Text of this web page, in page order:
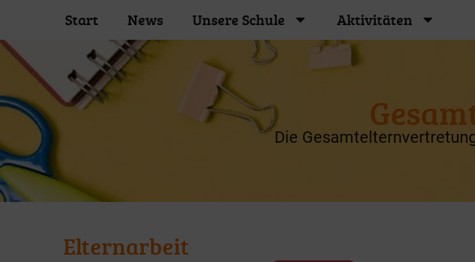
Start News Unsere Schule Aktivitäten
Die
Elternarbeit